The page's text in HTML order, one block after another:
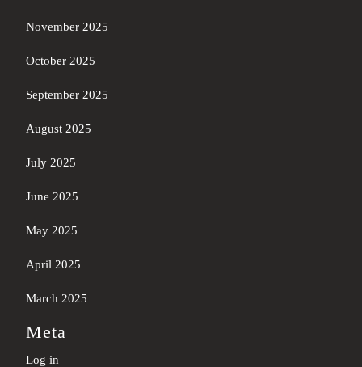
November 2025
October 2025
September 2025
August 2025
July 2025
June 2025
May 2025
April 2025
March 2025
Meta
Log in